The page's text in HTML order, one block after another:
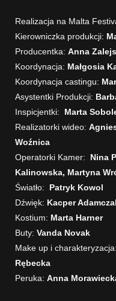
Realizacja na Malta
Kierowniczka produkcji:
Producentka: Anna
Koordynacja: Małgosia
Koordynacja castingu:
Asystentki Produkcji:
Inspicjentki: Marta
Realizatorki wideo:
Woźnica
Operatorki Kamer: Nina
Kalinowska, Martyna
Światło: Patryk Kowol
Dźwięk: Kacper
Kostium: Marta Harner
Buty: Vanda Novak
Make up i charakteryzacja:
Rębecka
Peruka: Anna